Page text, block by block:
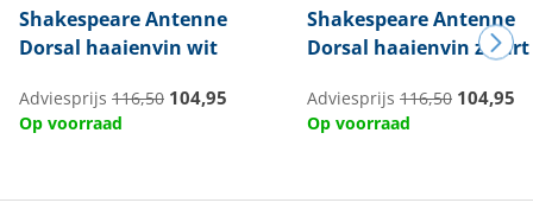
ShakespeareAntenne
Dorsal haaienvin wit
Adviesprijs 116,50 104,95
Op voorraad
ShakespeareAntenne
Dorsal haaienvin zwart
Adviesprijs 116,50 104,95
Op voorraad